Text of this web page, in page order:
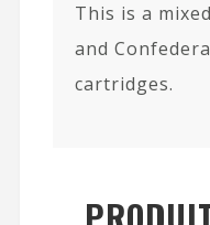
This is a
and
cartridges.